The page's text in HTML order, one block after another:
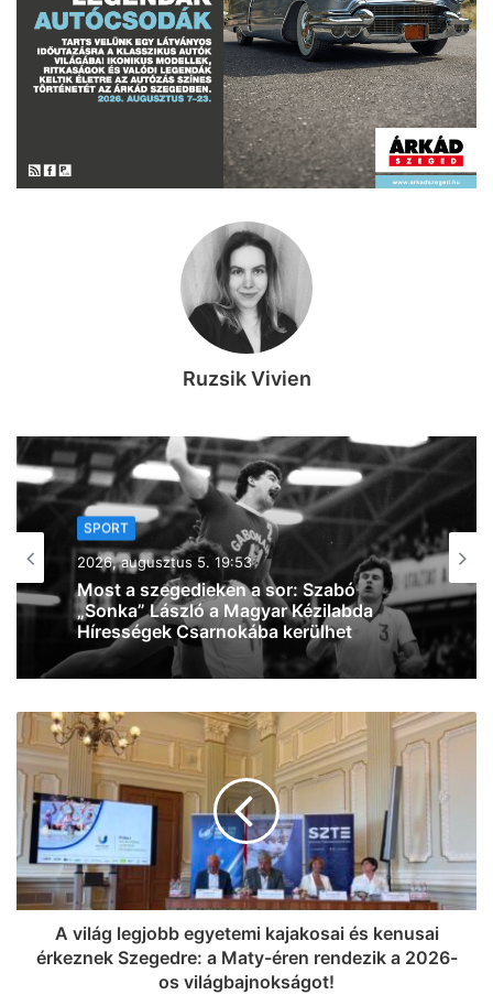
Ruzsik Vivien
SPORT
2026, augusztus 4. 09:56
Tart a felkészülés: fiatalos, lendületes
Szegedet képzelnek el Bánhidiék az új
szezonra
A világ legjobb egyetemi kajakosai és kenusai
érkeznek Szegedre: a Maty-éren rendezik a 2026-
os világbajnokságot!